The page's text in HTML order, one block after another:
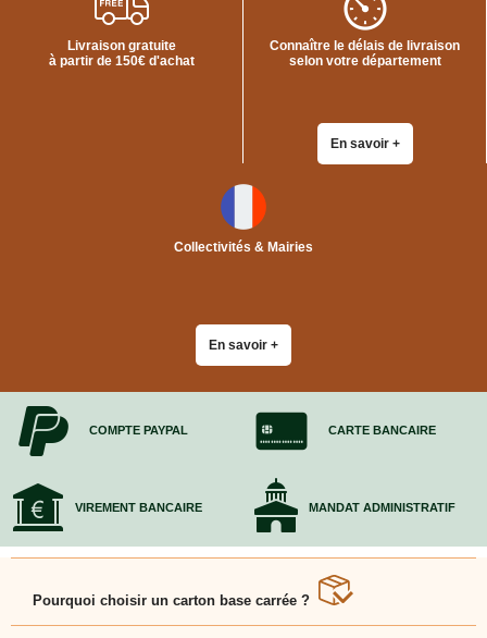
Livraison gratuite
à partir de 150€ d'achat
Connaître le délais de livraison
selon votre département
En savoir +
Collectivités & Mairies
En savoir +
COMPTE PAYPAL CARTE BANCAIRE
VIREMENT BANCAIRE MANDAT ADMINISTRATIF
Pourquoi choisir un carton base carrée ?